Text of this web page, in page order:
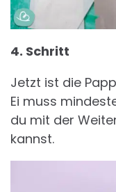
4. Schritt
Jetzt ist die
Ei muss
du mit der
kannst.